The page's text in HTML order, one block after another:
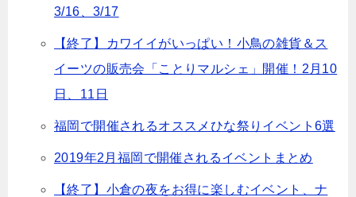
3/16、3/17
【終了】カワイイがいっぱい！小鳥の雑貨＆ス
イーツの販売会「ことりマルシェ」開催！2月10
日、11日
福岡で開催されるオススメひな祭りイベント6選
2019年2月福岡で開催されるイベントまとめ
【終了】小倉の夜をお得に楽しむイベント、ナ